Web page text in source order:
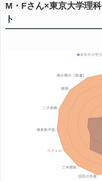
M・Fさん×東京大学理
ト